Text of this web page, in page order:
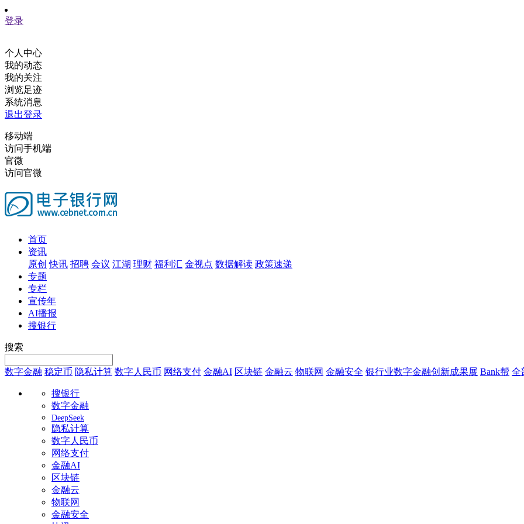
登录
个人中心
我的动态
我的关注
浏览足迹
系统消息
退出登录
移动端
访问手机端
官微
访问官微
首页
资讯
原创 快讯 招聘 会议 江湖 理财 福利汇 金视点 数据解读 政策速递
专题
专栏
宣传年
AI播报
搜银行
搜索
数字金融 稳定币 隐私计算 数字人民币 网络支付 金融AI 区块链 金融云 物联网 金融安全 银行业数字金融创新成果展 Bank帮 全
搜银行
数字金融
DeepSeek
隐私计算
数字人民币
网络支付
金融AI
区块链
金融云
物联网
金融安全